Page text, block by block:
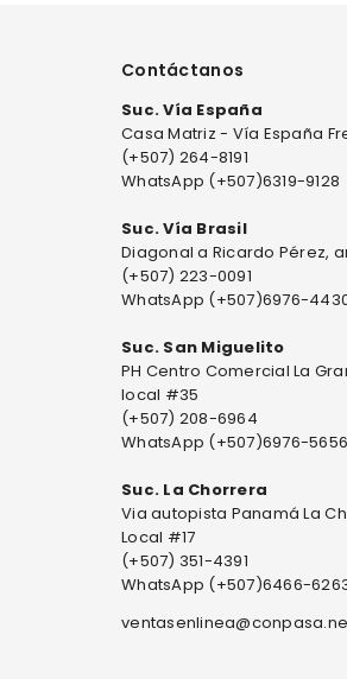
Contáctanos
Suc. Vía España
Casa Matriz - Vía España
(+507) 264-8191
WhatsApp (+507)6319-9128
Suc. Vía Brasil
Diagonal a Ricardo Pérez,
(+507) 223-0091
WhatsApp (+507)6976-
Suc. San Miguelito
PH Centro Comercial La
local #35
(+507) 208-6964
WhatsApp (+507)6976-5656
Suc. La Chorrera
Via autopista Panamá La
Local #17
(+507) 351-4391
WhatsApp (+507)6466-